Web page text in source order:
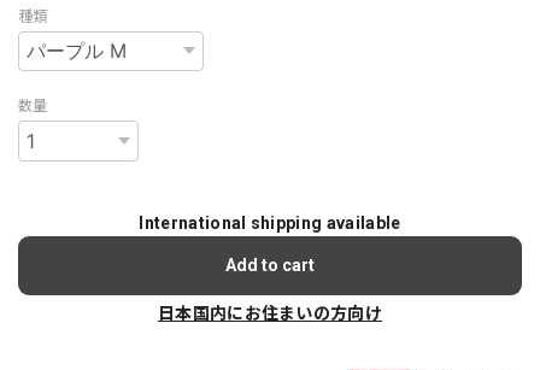
種類
数量
International shipping available
Add to cart
日本国内にお住まいの方向け